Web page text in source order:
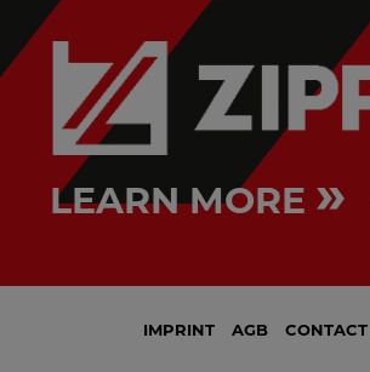
LEARN MORE »
IMPRINT AGB CONTACT